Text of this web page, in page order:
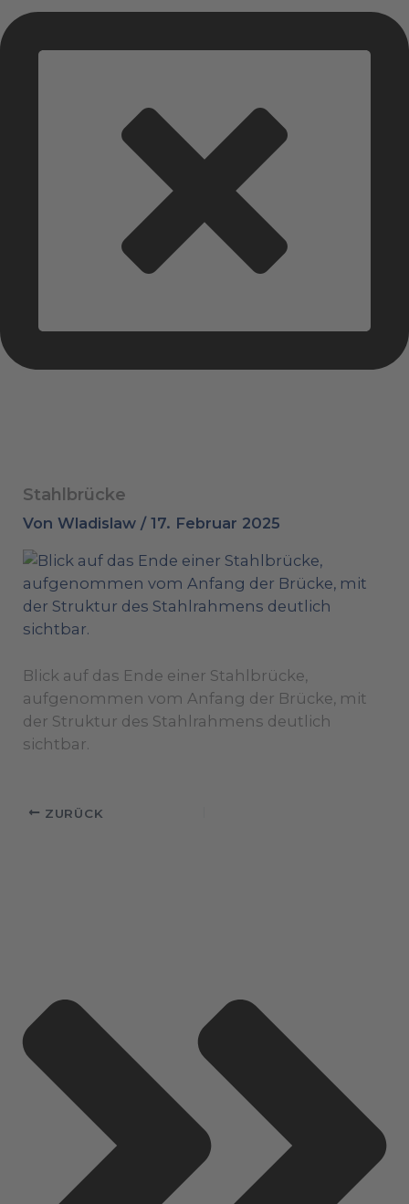
Stahlbrücke
VonWladislaw/17. Februar 2025
Blick auf das Ende einer Stahlbrücke,
aufgenommen vom Anfang der Brücke, mit
der Struktur des Stahlrahmens deutlich
sichtbar.
ZURÜCK